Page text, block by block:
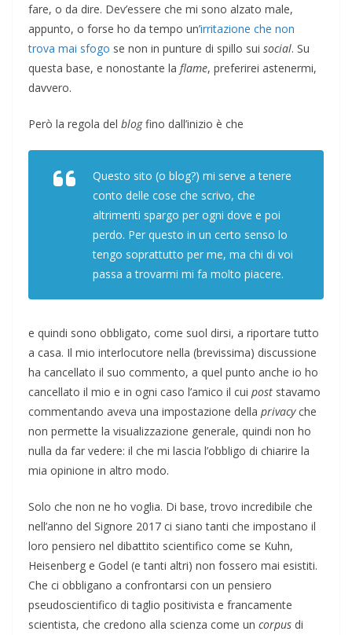
fare, o da dire. Dev’essere che mi sono alzato male,
appunto, o forse ho da tempo un’irritazione che non
trova mai sfogo se non in punture di spillo sui social. Su
questa base, e nonostante la flame, preferirei astenermi,
davvero.
Però la regola del blogfino dall’inizio è che
Questo sito (o blog?) mi serve a tenere
conto delle cose che scrivo, che
altrimenti spargo per ogni dove e poi
perdo. Per questo in un certo senso lo
tengo soprattutto per me, ma chi di voi
passa a trovarmi mi fa molto piacere.
e quindi sono obbligato, come suol dirsi, a riportare tutto
a casa. Il mio interlocutore nella (brevissima) discussione
ha cancellato il suo commento, a quel punto anche io ho
cancellato il mio e in ogni caso l’amico il cui post stavamo
commentando aveva una impostazione della privacyche
non permette la visualizzazione generale, quindi non ho
nulla da far vedere: il che mi lascia l’obbligo di chiarire la
mia opinione in altro modo.
Solo che non ne ho voglia. Di base, trovo incredibile che
nell’anno del Signore 2017 ci siano tanti che impostano il
loro pensiero nel dibattito scientifico come se Kuhn,
Heisenberg e Godel (e tanti altri) non fossero mai esistiti.
Che ci obbligano a confrontarsi con un pensiero
pseudoscientifico di taglio positivista e francamente
scientista, che credono alla scienza come un corpus di